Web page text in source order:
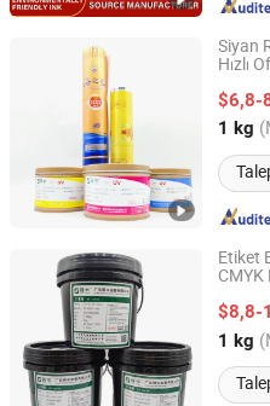
Siyan
Hızlı
$6,8-
1 kg
Guangdong Shunfeng Ink
Guangdong, China
Etiket
CMYK
$8,8-
1 kg
Guangdong Shunfeng Ink
Guangdong, China